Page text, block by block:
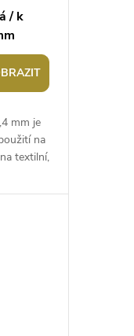
/ k
mm je
na
textilní,